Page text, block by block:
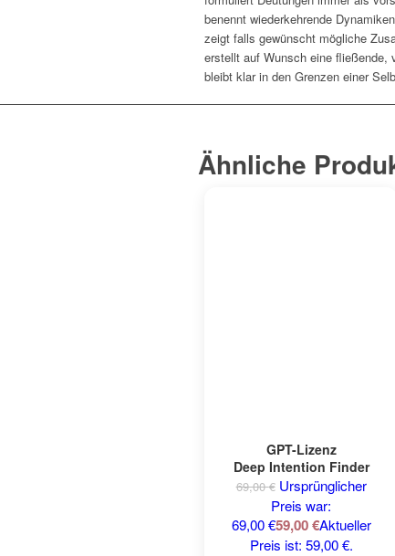
benennt wiederkehrende
zeigt falls gewünscht mögliche
erstellt auf Wunsch eine fließende,
bleibt klar in den Grenzen einer
Ähnliche
GPT-Lizenz
Deep Intention Finder
69,00€ Ursprünglicher
Preis war:
69,00 €59,00€Aktueller
Preis ist: 59,00 €.